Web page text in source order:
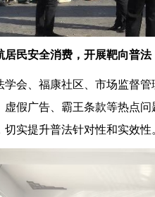
民安全消费，开展靶向普法
、福康社区、市场监督管
假广告、霸王条款等热点
实提升普法针对性和实效性